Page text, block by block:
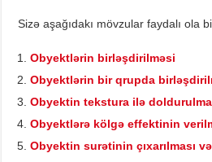
Sizə aşağıdakı mövzular faydalı ola
Obyektlərin birləşdirilməsi
Obyektlərin bir qrupda
Obyektin tekstura ilə
Obyektlərə kölgə effektinin
Obyektin surətinin çıxarılması